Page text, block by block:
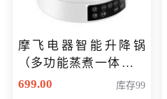
摩飞电器智能升降锅
（多功能蒸煮一体锅）
（智能升降养生锅） 会
699.00 库存99